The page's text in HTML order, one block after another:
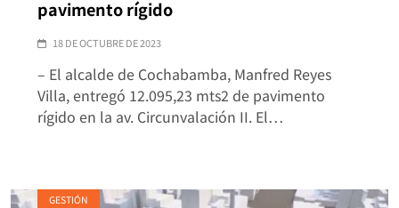
pavimento rígido
18 DE OCTUBRE DE 2023
– El alcalde de Cochabamba, Manfred Reyes
Villa, entregó 12.095,23 mts2 de pavimento
rígido en la av. Circunvalación II. El…
GESTIÓN